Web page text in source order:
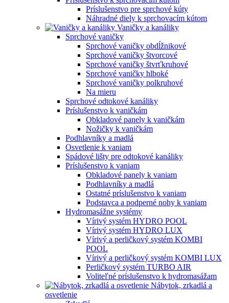
Príslušenstvo pre sprchové kúty
Náhradné diely k sprchovacím kútom
Vaničky a kanáliky
Sprchové vaničky
Sprchové vaničky obdĺžnikové
Sprchové vaničky štvorcové
Sprchové vaničky štvrťkruhové
Sprchové vaničky hlboké
Sprchové vaničky polkruhové
Na mieru
Sprchové odtokové kanáliky
Príslušenstvo k vaničkám
Obkladové panely k vaničkám
Nožičky k vaničkám
Podhlavníky a madlá
Osvetlenie k vaniam
Spádové lišty pre odtokové kanáliky
Príslušenstvo k vaniam
Obkladové panely k vaniam
Podhlavníky a madlá
Ostatné príslušenstvo k vaniam
Podstavca a podperné nohy k vaniam
Hydromasážne systémy
Vírivý systém HYDRO POOL
Vírivý systém HYDRO LUX
Vírivý a perličkový systém KOMBI
POOL
Vírivý a perličkový systém KOMBI LUX
Perličkový systém TURBO AIR
Voliteľné príslušenstvo k hydromasážam
Nábytok, zrkadlá a
osvetlenie